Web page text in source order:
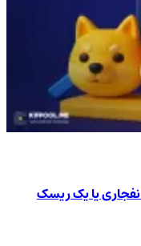
یا یک ریسک